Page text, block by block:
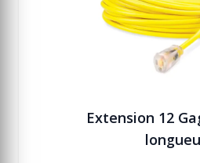
Extension 12